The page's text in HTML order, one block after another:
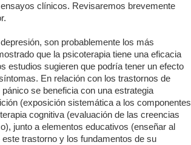
clínicos. Revisaremos brevemente
son probablemente los más
que la psicoterapia tiene una eficacia
estudios sugieren que podría tener un efecto
En relación con los trastornos de
se beneficia con una estrategia
(exposición sistemática a los componentes
cognitiva (evaluación de las creencias
junto a elementos educativos (enseñar al
trastorno y los fundamentos de su